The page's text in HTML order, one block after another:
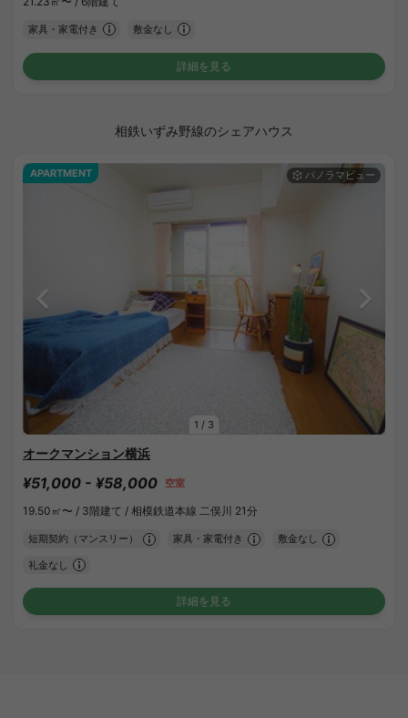
家具・家電付き 敷金なし
詳細を見る
相鉄いずみ野線のシェアハウス
1 / 3
APARTMENT
オークマンション横浜
¥51,000 - ¥58,000 空室
19.50㎡〜 / 3階建て / 相模鉄道本線 二俣川 21分
短期契約（マンスリー） 家具・家電付き 敷金なし
礼金なし
詳細を見る